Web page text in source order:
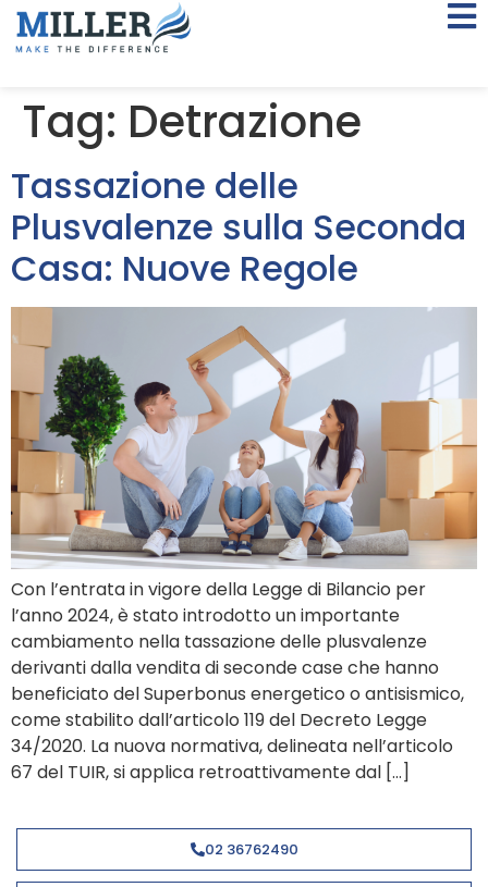
Tag: Detrazione
Tassazione delle
Plusvalenze sulla Seconda
Casa: Nuove Regole
Con l’entrata in vigore della Legge di Bilancio per
l’anno 2024, è stato introdotto un importante
cambiamento nella tassazione delle plusvalenze
derivanti dalla vendita di seconde case che hanno
beneficiato del Superbonus energetico o antisismico,
come stabilito dall’articolo 119 del Decreto Legge
34/2020. La nuova normativa, delineata nell’articolo
67 del TUIR, si applica retroattivamente dal […]
02 36762490